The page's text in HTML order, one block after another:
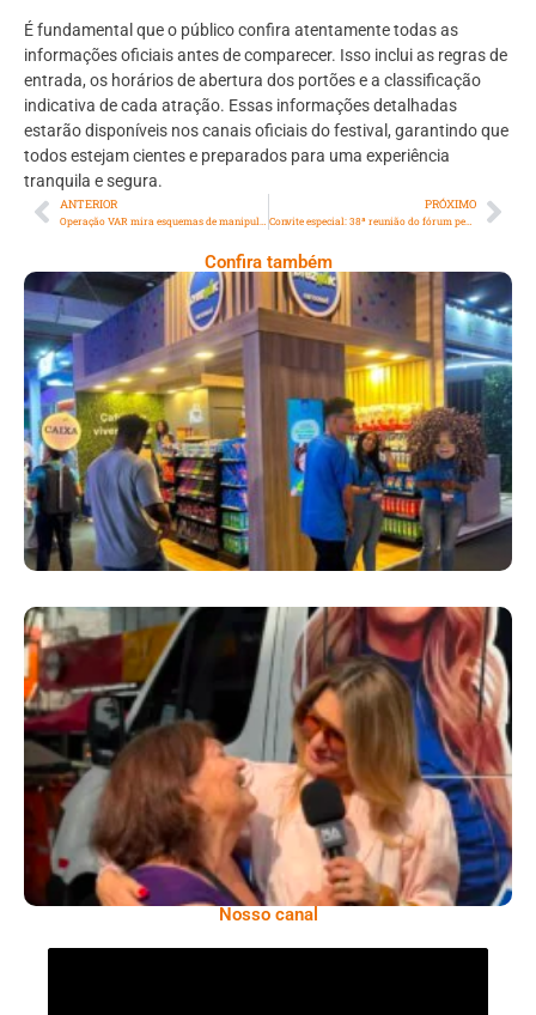
É fundamental que o público confira atentamente todas as
informações oficiais antes de comparecer. Isso inclui as regras de
entrada, os horários de abertura dos portões e a classificação
indicativa de cada atração. Essas informações detalhadas
estarão disponíveis nos canais oficiais do festival, garantindo que
todos estejam cientes e preparados para uma experiência
tranquila e segura.
ANTERIOR PRÓXIMO
Convite especial: 38ª reunião do fórum permanente da justiça na era digital – neurociência aplicada ao direito
Confira também
Cencosud Promove Inovação No Brasil
Com A Participação Do Prezunic No Rio
Innovation Week 2026
​Segurança Pública Lidera Queixas De
Moradores Do Rio Em Escuta Promovida Por
Antônia Fontenelle
Nosso canal